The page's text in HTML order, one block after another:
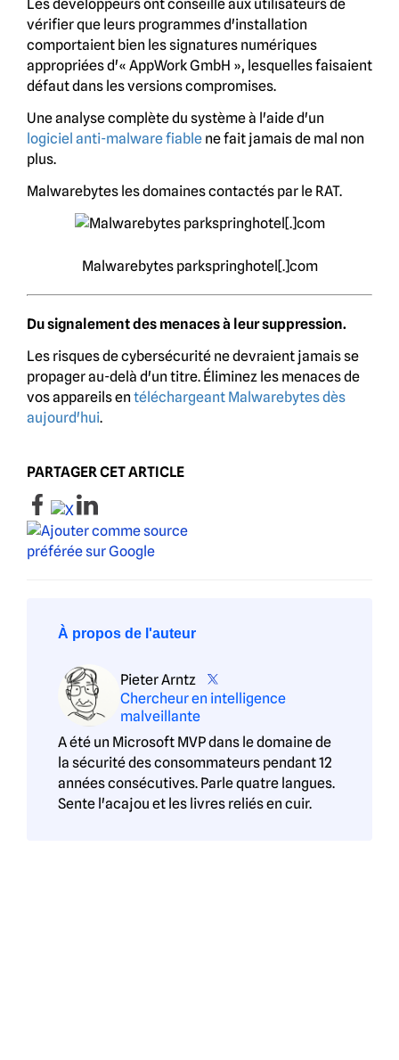
Les développeurs ont conseillé aux utilisateurs de
vérifier que leurs programmes d'installation
comportaient bien les signatures numériques
appropriées d'« AppWork GmbH », lesquelles faisaient
défaut dans les versions compromises.
Une analyse complète du système à l'aide d'un
logiciel anti-malware fiable ne fait jamais de mal non
plus.
Malwarebytes les domaines contactés par le RAT.
Malwarebytes parkspringhotel[.]com
Du signalement des menaces à leur suppression.
Les risques de cybersécurité ne devraient jamais se
propager au-delà d'un titre. Éliminez les menaces de
vos appareils en téléchargeant Malwarebytes dès
aujourd'hui.
PARTAGER CET ARTICLE
À propos de l'auteur
Pieter Arntz
Chercheur en intelligence
malveillante
A été un Microsoft MVP dans le domaine de
la sécurité des consommateurs pendant 12
années consécutives. Parle quatre langues.
Sente l'acajou et les livres reliés en cuir.